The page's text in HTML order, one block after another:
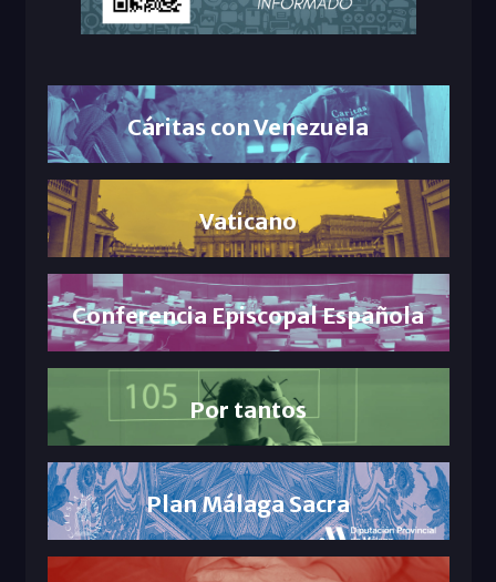
Cáritas con Venezuela
Vaticano
Conferencia Episcopal Española
Por tantos
Plan Málaga Sacra